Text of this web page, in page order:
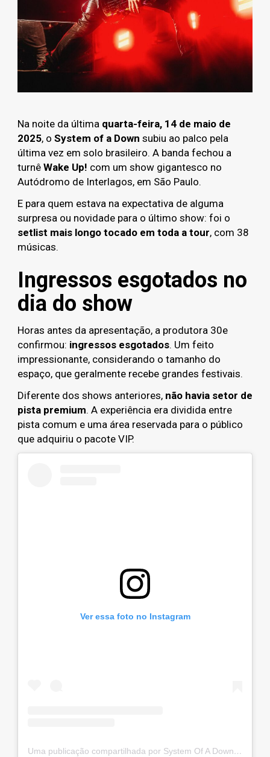
Na noite da última quarta-feira, 14 de maio de
2025, o System of a Down subiu ao palco pela
última vez em solo brasileiro. A banda fechou a
turnê Wake Up! com um show gigantesco no
Autódromo de Interlagos, em São Paulo.
E para quem estava na expectativa de alguma
surpresa ou novidade para o último show: foi o
setlist mais longo tocado em toda a tour, com 38
músicas.
Ingressos esgotados no
dia do show
Horas antes da apresentação, a produtora 30e
confirmou: ingressos esgotados. Um feito
impressionante, considerando o tamanho do
espaço, que geralmente recebe grandes festivais.
Diferente dos shows anteriores, não havia setor de
pista premium. A experiência era dividida entre
pista comum e uma área reservada para o público
que adquiriu o pacote VIP.
Ver essa foto no Instagram
Uma publicação compartilhada por System Of A Down (@systemofadown)